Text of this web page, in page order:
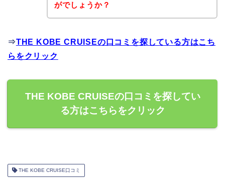
がでしょうか？
⇒THE KOBE CRUISEの口コミを探している方はこち
らをクリック
THE KOBE CRUISEの口コミを探してい
る方はこちらをクリック
THE KOBE CRUISE口コミ